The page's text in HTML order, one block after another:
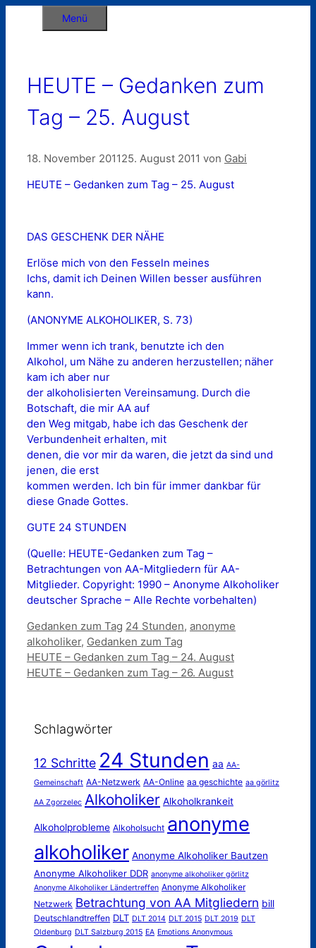
Menü
HEUTE – Gedanken zum
Tag – 25. August
18. November 201125. August 2011 von Gabi
HEUTE – Gedanken zum Tag – 25. August
DAS GESCHENK DER NÄHE
Erlöse mich von den Fesseln meines
Ichs, damit ich Deinen Willen besser ausführen
kann.
(ANONYME ALKOHOLIKER, S. 73)
Immer wenn ich trank, benutzte ich den
Alkohol, um Nähe zu anderen herzustellen; näher
kam ich aber nur
der alkoholisierten Vereinsamung. Durch die
Botschaft, die mir AA auf
den Weg mitgab, habe ich das Geschenk der
Verbundenheit erhalten, mit
denen, die vor mir da waren, die jetzt da sind und
jenen, die erst
kommen werden. Ich bin für immer dankbar für
diese Gnade Gottes.
GUTE 24 STUNDEN
(Quelle: HEUTE-Gedanken zum Tag –
Betrachtungen von AA-Mitgliedern für AA-
Mitglieder. Copyright: 1990 – Anonyme Alkoholiker
deutscher Sprache – Alle Rechte vorbehalten)
Kategorien
Gedanken zum Tag Schlagwörter
24 Stunden, anonyme
alkoholiker, Gedanken zum Tag
HEUTE – Gedanken zum Tag – 24. August
HEUTE – Gedanken zum Tag – 26. August
Schlagwörter
12 Schritte 24 Stunden aa AA-
Gemeinschaft AA-Netzwerk AA-Online aa geschichte aa görlitz
AA Zgorzelec Alkoholiker Alkoholkrankeit
Alkoholprobleme Alkoholsucht anonyme
alkoholiker Anonyme Alkoholiker Bautzen
Anonyme Alkoholiker DDR anonyme alkoholiker görlitz
Anonyme Alkoholiker Ländertreffen Anonyme Alkoholiker
Netzwerk Betrachtung von AA Mitgliedern bill
Deutschlandtreffen DLT DLT 2014 DLT 2015 DLT 2019 DLT
Oldenburg DLT Salzburg 2015 EA Emotions Anonymous